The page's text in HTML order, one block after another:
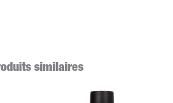
similaires